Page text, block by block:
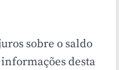
sobre o saldo
desta